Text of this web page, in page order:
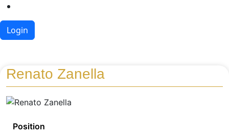
Login
Renato Zanella
Position